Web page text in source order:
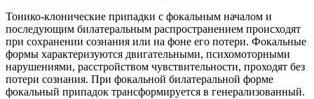
Тонико-клонические припадки с фокальным началом и
последующим билатеральным распространением происходят
при сохранении сознания или на фоне его потери. Фокальные
формы характеризуются двигательными, психомоторными
нарушениями, расстройством чувствительности, проходят без
потери сознания. При фокальной билатеральной форме
фокальный припадок трансформируется в генерализованный.